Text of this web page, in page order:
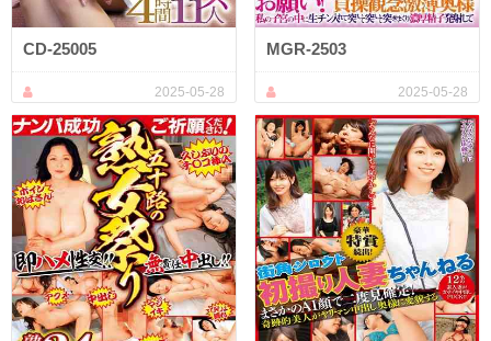
CD-25005
2025-05-28
MGR-2503
2025-05-28